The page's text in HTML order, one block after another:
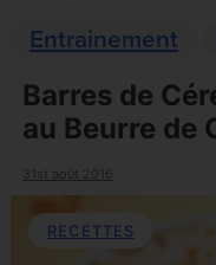
contentEntrainement
Barres de
au Beurre de
31st août 2016
RECETTES